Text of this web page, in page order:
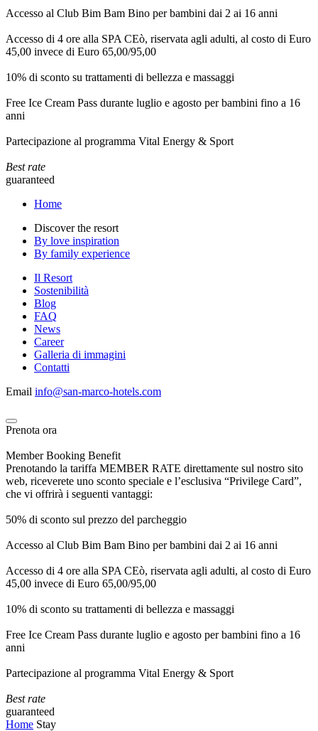
Accesso al Club Bim Bam Bino per bambini dai 2 ai 16 anni
Accesso di 4 ore alla SPA CEò, riservata agli adulti, al costo di Euro
45,00 invece di Euro 65,00/95,00
10% di sconto su trattamenti di bellezza e massaggi
Free Ice Cream Pass durante luglio e agosto per bambini fino a 16
anni
Partecipazione al programma Vital Energy & Sport
Best rate
guaranteed
Home
Discover the resort
By love inspiration
By family experience
Il Resort
Sostenibilità
Blog
FAQ
News
Career
Galleria di immagini
Contatti
Email info@san-marco-hotels.com
Prenota ora
Member Booking Benefit
Prenotando la tariffa MEMBER RATE direttamente sul nostro sito
web, riceverete uno sconto speciale e l’esclusiva “Privilege Card”,
che vi offrirà i seguenti vantaggi:
50% di sconto sul prezzo del parcheggio
Accesso al Club Bim Bam Bino per bambini dai 2 ai 16 anni
Accesso di 4 ore alla SPA CEò, riservata agli adulti, al costo di Euro
45,00 invece di Euro 65,00/95,00
10% di sconto su trattamenti di bellezza e massaggi
Free Ice Cream Pass durante luglio e agosto per bambini fino a 16
anni
Partecipazione al programma Vital Energy & Sport
Best rate
guaranteed
Home Stay